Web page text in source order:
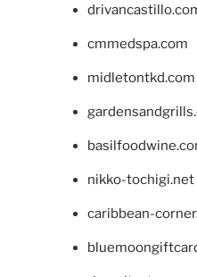
cmmedspa.com
midletontkd.com
nikko-tochigi.net
caribbean-